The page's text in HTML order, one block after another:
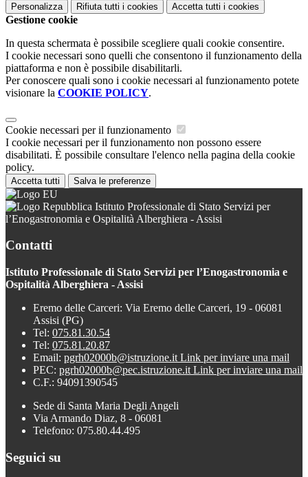
Personalizza Rifiuta tutti i cookies Accetta tutti i cookies
Gestione cookie
In questa schermata è possibile scegliere quali cookie consentire.
I cookie necessari sono quelli che consentono il funzionamento della
piattaforma e non è possibile disabilitarli.
Per conoscere quali sono i cookie necessari al funzionamento potete
visionare la COOKIE POLICY.
Cookie necessari per il funzionamento
I cookie necessari per il funzionamento non possono essere
disabilitati. È possibile consultare l'elenco nella pagina della cookie
policy.
Accetta tutti Salva le preferenze
Istituto Professionale di Stato Servizi per
l’Enogastronomia e Ospitalità Alberghiera - Assisi
Contatti
Istituto Professionale di Stato Servizi per l’Enogastronomia e
Ospitalità Alberghiera - Assisi
Eremo delle Carceri: Via Eremo delle Carceri, 19 - 06081
Assisi (PG)
Tel: 075.81.30.54
Tel: 075.81.20.87
Email: pgrh02000b@istruzione.it Link per inviare una mail
PEC: pgrh02000b@pec.istruzione.it Link per inviare una mail
C.F.: 94091390545
Sede di Santa Maria Degli Angeli
Via Armando Diaz, 8 - 06081
Telefono: 075.80.44.495
Seguici su